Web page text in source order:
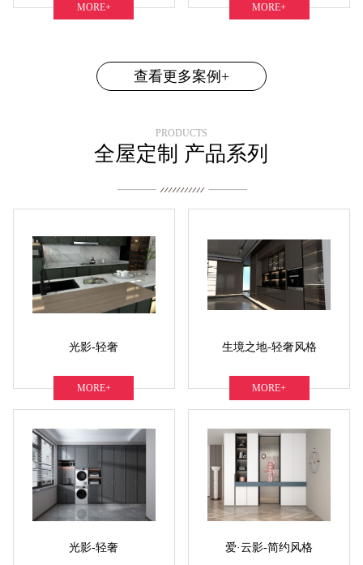
MORE+ MORE+
查看更多案例+
PRODUCTS
全屋定制 产品系列
MORE+
光影-轻奢
MORE+
生境之地-轻奢风格
光影-轻奢 爱·云影-简约风格